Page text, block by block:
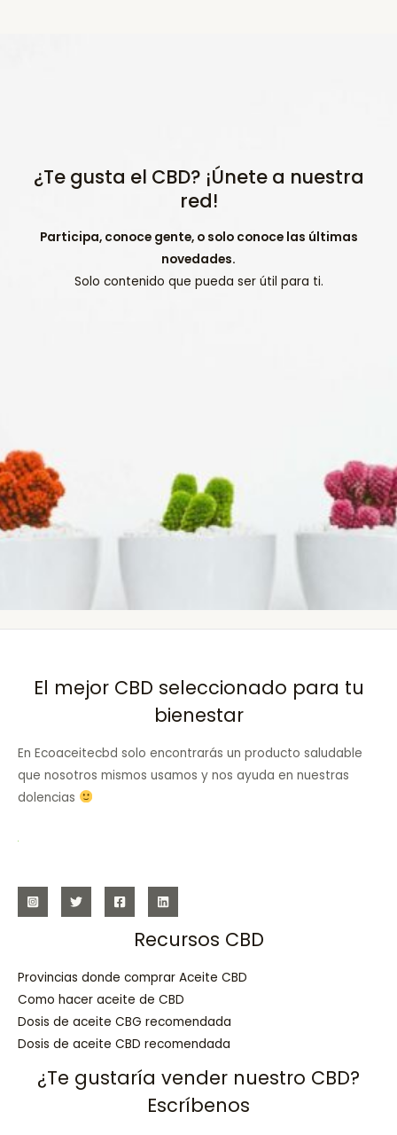
¿Te gusta el CBD? ¡Únete a nuestra
red!
Participa, conoce gente, o solo conoce las últimas
novedades.
Solo contenido que pueda ser útil para ti.
El mejor CBD seleccionado para tu
bienestar
En Ecoaceitecbd solo encontrarás un producto saludable
que nosotros mismos usamos y nos ayuda en nuestras
dolencias
Recursos CBD
Provincias donde comprar Aceite CBD
Como hacer aceite de CBD
Dosis de aceite CBG recomendada
Dosis de aceite CBD recomendada
¿Te gustaría vender nuestro CBD?
Escríbenos